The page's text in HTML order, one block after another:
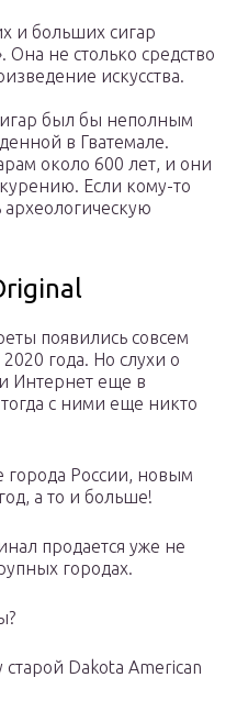
и больших сигар
Она не столько средство
искусства.
был бы неполным
в Гватемале.
около 600 лет, и они
Если кому-то
археологическую
появились совсем
года. Но слухи о
Интернет еще в
с ними еще никто
города России, новым
а то и больше!
продается уже не
городах.
Dakota American